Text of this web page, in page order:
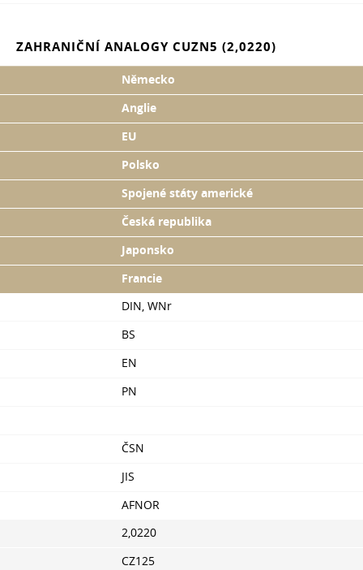
ZAHRANIČNÍ ANALOGY CUZN5 (2,0220)
Německo
Anglie
EU
Polsko
Spojené státy americké
Česká republika
Japonsko
Francie
DIN, WNr
BS
EN
PN
ČSN
JIS
AFNOR
2,0220
CZ125